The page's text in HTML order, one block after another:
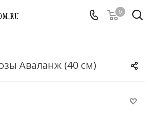
0
Аваланж (40 см)